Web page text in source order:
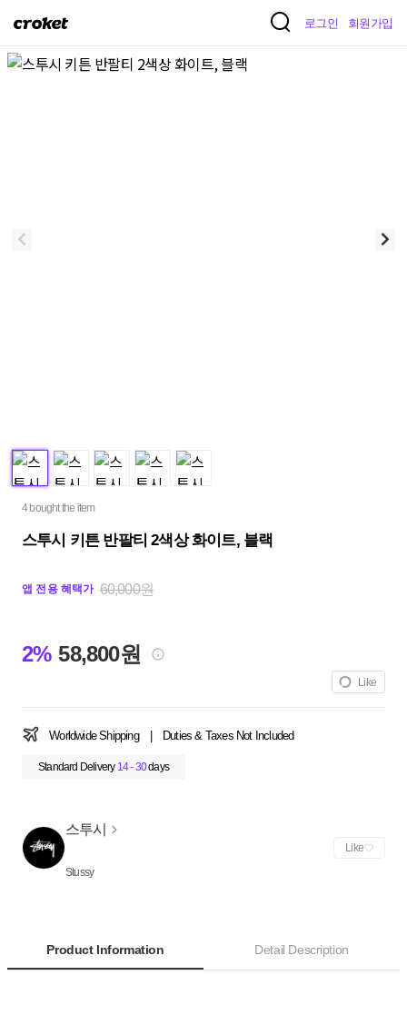
크
켓
로그인 회원가입
4 bought the item
스투시 키튼 반팔티 2색상 화이트, 블랙
앱 전용 혜택가 60,000원
2% 58,800원
Like
Worldwide Shipping Duties & Taxes Not Included
Standard Delivery 14 - 30days
스투시
Stussy
Like
Product Information Detail Description